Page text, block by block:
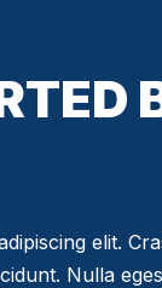
elit.
Nulla